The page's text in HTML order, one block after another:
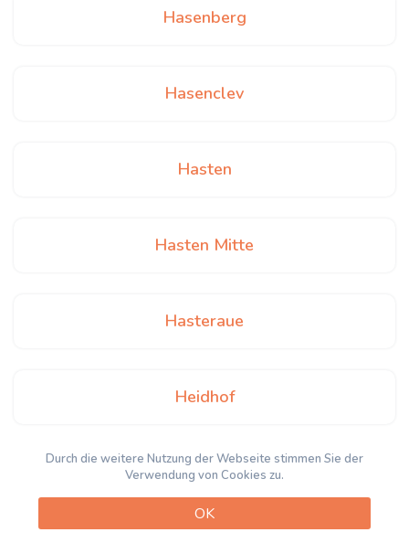
Hasenberg
Hasenclev
Hasten
Hasten Mitte
Hasteraue
Heidhof
Heintjeshammer
Durch die weitere Nutzung der Webseite stimmen Sie der
Verwendung von Cookies zu.
OK